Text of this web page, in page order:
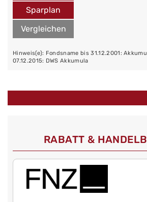
Sparplan
Vergleichen
Hinweis(e): Fondsname bis 31.12.2001:
07.12.2015: DWS Akkumula
RABATT &